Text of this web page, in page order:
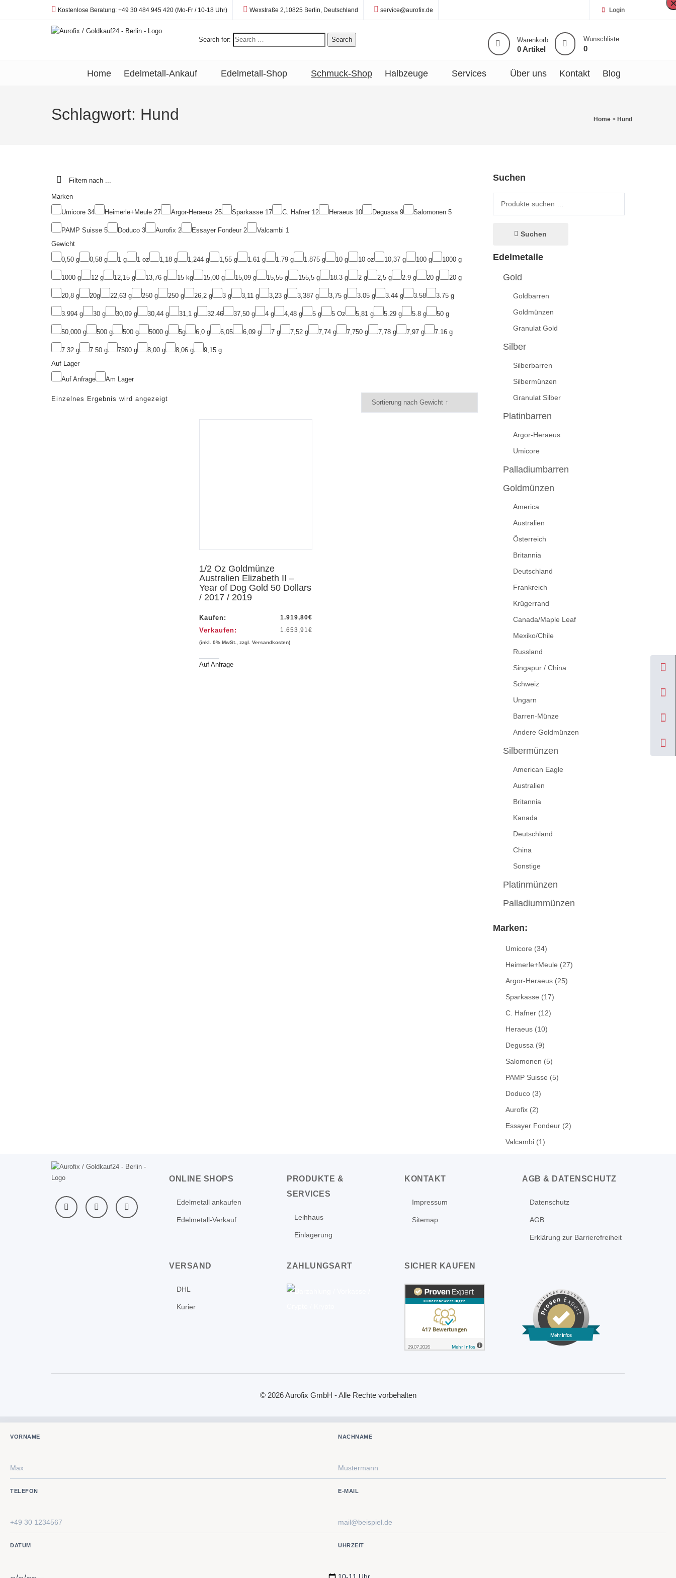
Telefon:
Kostenlose Beratung: +49 30 484 945 420 (Mo-Fr / 10-18 Uhr) Standort:
Wexstraße 2,10825 Berlin, Deutschland E-Mail:
service@aurofix.de Login
Search for: Search Warenkorb
0 Artikel
Wunschliste
0
Home Edelmetall-Ankauf Edelmetall-Shop Schmuck-Shop Halbzeuge Services Über uns Kontakt Blog
Schlagwort: Hund Home > Hund
Filtern nach ...
Marken
Umicore 34 Heimerle+Meule 27 Argor-Heraeus 25 Sparkasse 17 C. Hafner 12 Heraeus 10 Degussa 9 Salomonen 5
PAMP Suisse 5 Doduco 3 Aurofix 2 Essayer Fondeur 2 Valcambi 1
Gewicht
0,50 g 0,58 g 1 g 1 oz 1,18 g 1,244 g 1,55 g 1.61 g 1.79 g 1.875 g 10 g 10 oz 10,37 g 100 g 1000 g
1000 g 12 g 12,15 g 13,76 g 15 kg 15,00 g 15,09 g 15,55 g 155,5 g 18.3 g 2 g 2,5 g 2.9 g 20 g 20 g
20,8 g 20g 22,63 g 250 g 250 g 26,2 g 3 g 3,11 g 3,23 g 3,387 g 3,75 g 3.05 g 3.44 g 3.58 3.75 g
3.994 g 30 g 30,09 g 30,44 g 31,1 g 32.46 37,50 g 4 g 4,48 g 5 g 5 Oz 5,81 g 5.29 g 5.8 g 50 g
50,000 g 500 g 500 g 5000 g 5g 6,0 g 6,05 6,09 g 7 g 7,52 g 7,74 g 7,750 g 7,78 g 7,97 g 7.16 g
7.32 g 7.50 g 7500 g 8,00 g 8,06 g
9,15 g
Auf Lager
Auf Anfrage Am Lager
Einzelnes Ergebnis wird angezeigt
1/2 Oz Goldmünze
Australien Elizabeth II –
Year of Dog Gold 50 Dollars
/ 2017 / 2019
Kaufen: 1.919,80€
Verkaufen: 1.653,91€
(inkl. 0% MwSt., zzgl. Versandkosten)
Auf Anfrage
Suchen
Suchen
Edelmetalle
Gold
Goldbarren
Goldmünzen
Granulat Gold
Silber
Silberbarren
Silbermünzen
Granulat Silber
Platinbarren
Argor-Heraeus
Umicore
Palladiumbarren
Goldmünzen
America
Australien
Österreich
Britannia
Deutschland
Frankreich
Krügerrand
Canada/Maple Leaf
Mexiko/Chile
Russland
Singapur / China
Schweiz
Ungarn
Barren-Münze
Andere Goldmünzen
Silbermünzen
American Eagle
Australien
Britannia
Kanada
Deutschland
China
Sonstige
Platinmünzen
Palladiummünzen
Marken:
Umicore (34)
Heimerle+Meule (27)
Argor-Heraeus(25)
Sparkasse (17)
C. Hafner(12)
Heraeus(10)
Degussa (9)
Salomonen (5)
PAMP Suisse (5)
Doduco(3)
Aurofix(2)
Essayer Fondeur(2)
Valcambi(1)
ONLINE SHOPS
Edelmetall ankaufen
Edelmetall-Verkauf
PRODUKTE &
SERVICES
Leihhaus
Einlagerung
KONTAKT
Impressum
Sitemap
AGB & DATENSCHUTZ
Datenschutz
AGB
Erklärung zur Barrierefreiheit
VERSAND
DHL
Kurier
ZAHLUNGSART SICHER KAUFEN
Mehr Infos
© 2026 Aurofix GmbH - Alle Rechte vorbehalten
VORNAME NACHNAME
TELEFON E-MAIL
DATUM UHRZEIT